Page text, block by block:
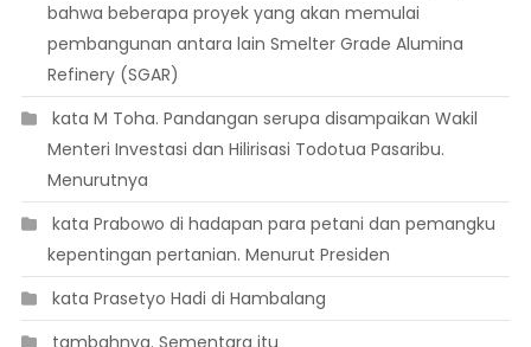
bahwa beberapa proyek yang akan memulai
pembangunan antara lain Smelter Grade Alumina
Refinery (SGAR)
 kata M Toha. Pandangan serupa disampaikan Wakil
Menteri Investasi dan Hilirisasi Todotua Pasaribu.
Menurutnya
 kata Prabowo di hadapan para petani dan pemangku
kepentingan pertanian. Menurut Presiden
 kata Prasetyo Hadi di Hambalang
 tambahnya. Sementara itu